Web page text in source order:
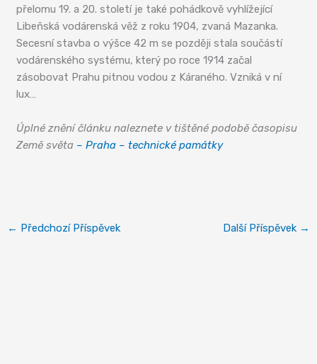
přelomu 19. a 20. století je také pohádkově vyhlížející
Libeňská vodárenská věž z roku 1904, zvaná Mazanka.
Secesní stavba o výšce 42 m se později stala součástí
vodárenského systému, který po roce 1914 začal
zásobovat Prahu pitnou vodou z Káraného. Vzniká v ní
lux…
Úplné znění článku naleznete v tištěné podobě časopisu
Země světa – Praha – technické památky
← Předchozí Příspěvek Další Příspěvek →